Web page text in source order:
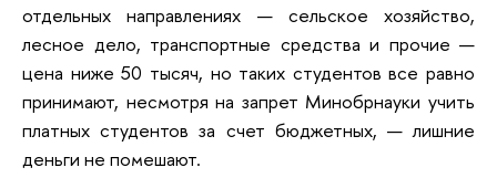
отдельных направлениях — сельское хозяйство,
лесное дело, транспортные средства и прочие —
цена ниже 50 тысяч, но таких студентов все равно
принимают, несмотря на запрет Минобрнауки учить
платных студентов за счет бюджетных, — лишние
деньги не помешают.